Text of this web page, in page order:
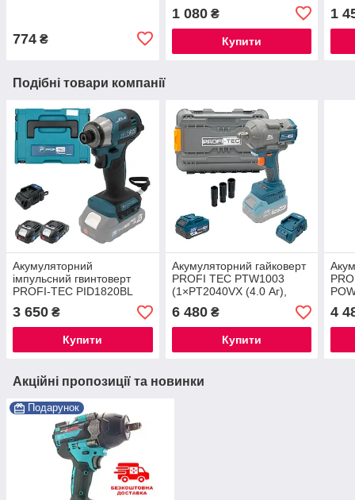
774 ₴
1 080₴
Купити
1
Подібні товари компанії
Акумуляторний
імпульсний гвинтоверт
PROFI-TEC PID1820BL
(2×PT2020MP (2.0 Аг),
зарядний пристрій, кейс
3 650 ₴
Купити
Акумуляторний гайковерт
PROFI TEC PTW1003
(1×PT2040VX (4.0 Аг),
зарядний пристрій, кейс)
6 480₴
Купити
(4.0
4
Акційні пропозиції та новинки
Подарунок